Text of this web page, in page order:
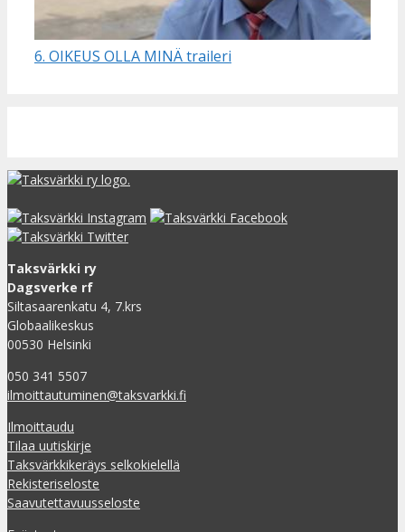
6. OIKEUS OLLA MINÄ traileri
Taksvärkki ry
Dagsverke rf
Siltasaarenkatu 4, 7.krs
Globaalikeskus
00530 Helsinki
050 341 5507
ilmoittautuminen@taksvarkki.fi
Ilmoittaudu
Tilaa uutiskirje
Taksvärkkikeräys selkokielellä
Rekisteriseloste
Saavutettavuusseloste